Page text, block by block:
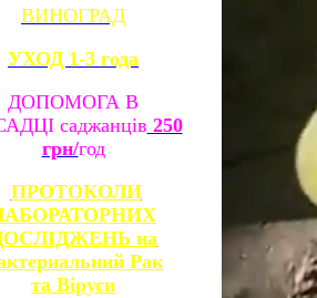
ВИНОГРАД
УХОД 1-3 года
ДОПОМОГА В
саджанців 250
грн/год
ПРОТОКОЛИ
на
Рак
та Віруси